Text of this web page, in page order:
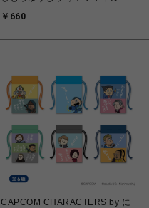
￥660
CAPCOM CHARACTERS by に